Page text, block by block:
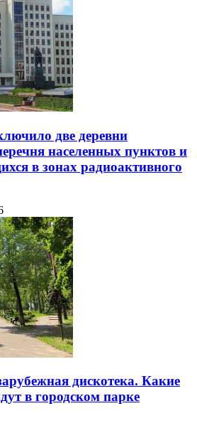
две деревни
населенных пунктов и
в зонах радиоактивного
дискотека. Какие
в городском парке